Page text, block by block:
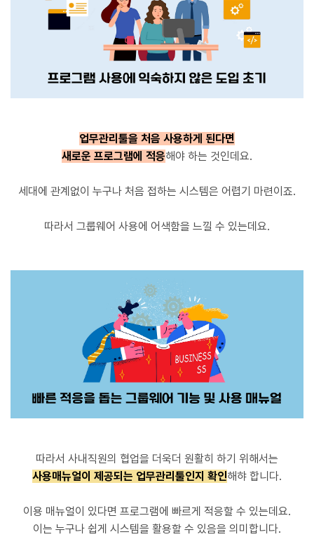
업무관리툴을 처음 사용하게 된다면
새로운 프로그램에 적응해야 하는 것인데요.
세대에 관계없이 누구나 처음 접하는 시스템은 어렵기 마련이죠.
따라서 그룹웨어 사용에 어색함을 느낄 수 있는데요.
따라서 사내직원의 협업을 더욱더 원활히 하기 위해서는
사용매뉴얼이 제공되는 업무관리툴인지 확인해햐 합니다.
이용 매뉴얼이 있다면 프로그램에 빠르게 적응할 수 있는데요.
이는 누구나 쉽게 시스템을 활용할 수 있음을 의미합니다.